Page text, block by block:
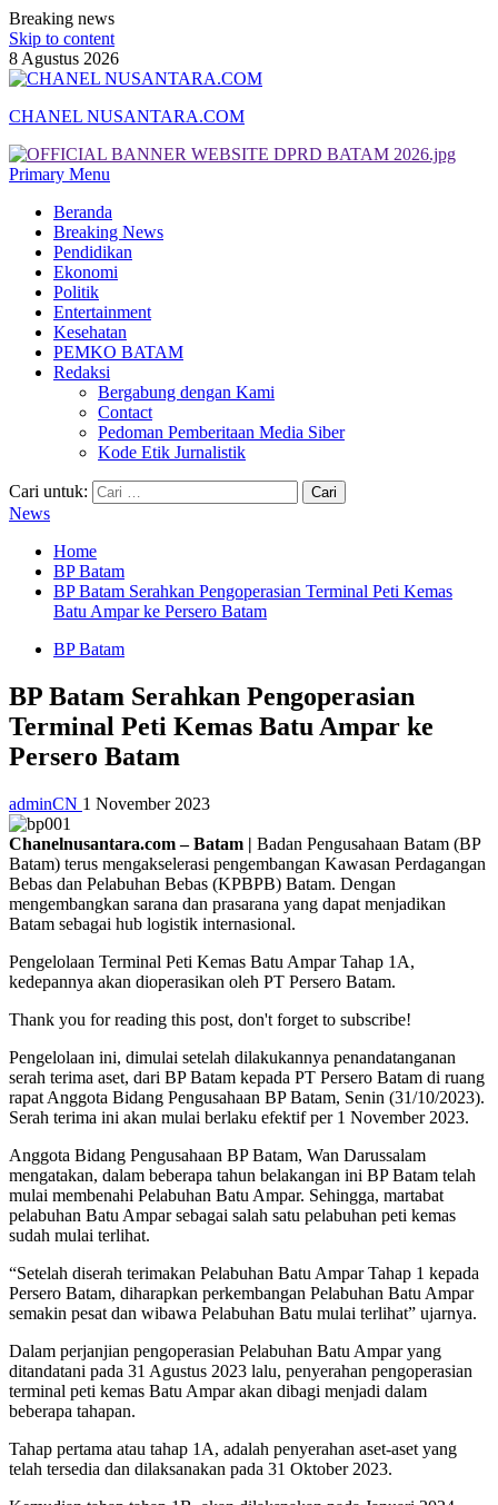
Breaking news
Skip to content
8 Agustus 2026
CHANEL NUSANTARA.COM
Primary Menu
Beranda
Breaking News
Pendidikan
Ekonomi
Politik
Entertainment
Kesehatan
PEMKO BATAM
Redaksi
Bergabung dengan Kami
Contact
Pedoman Pemberitaan Media Siber
Kode Etik Jurnalistik
Cari untuk:
News
Home
BP Batam
BP Batam Serahkan Pengoperasian Terminal Peti Kemas
Batu Ampar ke Persero Batam
BP Batam
BP Batam Serahkan Pengoperasian
Terminal Peti Kemas Batu Ampar ke
Persero Batam
adminCN 1 November 2023
Chanelnusantara.com – Batam | Badan Pengusahaan Batam (BP
Batam) terus mengakselerasi pengembangan Kawasan Perdagangan
Bebas dan Pelabuhan Bebas (KPBPB) Batam. Dengan
mengembangkan sarana dan prasarana yang dapat menjadikan
Batam sebagai hub logistik internasional.
Pengelolaan Terminal Peti Kemas Batu Ampar Tahap 1A,
kedepannya akan dioperasikan oleh PT Persero Batam.
Thank you for reading this post, don't forget to subscribe!
Pengelolaan ini, dimulai setelah dilakukannya penandatanganan
serah terima aset, dari BP Batam kepada PT Persero Batam di ruang
rapat Anggota Bidang Pengusahaan BP Batam, Senin (31/10/2023).
Serah terima ini akan mulai berlaku efektif per 1 November 2023.
Anggota Bidang Pengusahaan BP Batam, Wan Darussalam
mengatakan, dalam beberapa tahun belakangan ini BP Batam telah
mulai membenahi Pelabuhan Batu Ampar. Sehingga, martabat
pelabuhan Batu Ampar sebagai salah satu pelabuhan peti kemas
sudah mulai terlihat.
“Setelah diserah terimakan Pelabuhan Batu Ampar Tahap 1 kepada
Persero Batam, diharapkan perkembangan Pelabuhan Batu Ampar
semakin pesat dan wibawa Pelabuhan Batu mulai terlihat” ujarnya.
Dalam perjanjian pengoperasian Pelabuhan Batu Ampar yang
ditandatani pada 31 Agustus 2023 lalu, penyerahan pengoperasian
terminal peti kemas Batu Ampar akan dibagi menjadi dalam
beberapa tahapan.
Tahap pertama atau tahap 1A, adalah penyerahan aset-aset yang
telah tersedia dan dilaksanakan pada 31 Oktober 2023.